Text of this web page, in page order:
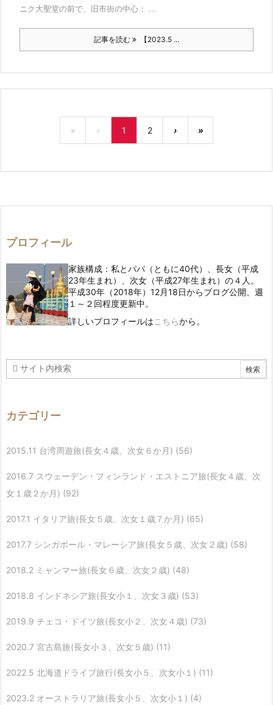
ニク大聖堂の前で、旧市街の中心： ...
記事を読む 【2023.5 ...
« ‹ 1 2 › »
プロフィール
家族構成：私とパパ（ともに40代）、長女（平成
23年生まれ）、次女（平成27年生まれ）の４人。
平成30年（2018年）12月18日からブログ公開、週
１～２回程度更新中。
詳しいプロフィールは こちらから。
カテゴリー
2015.11 台湾周遊旅(長女４歳、次女６か月) (56)
2016.7 スウェーデン・フィンランド・エストニア旅(長女４歳、次
女１歳２か月) (92)
2017.1 イタリア旅(長女５歳、次女１歳７か月) (65)
2017.7 シンガポール・マレーシア旅(長女５歳、次女２歳) (58)
2018.2 ミャンマー旅(長女６歳、次女２歳) (48)
2018.8 インドネシア旅(長女小１、次女３歳) (53)
2019.9 チェコ・ドイツ旅(長女小２、次女４歳) (73)
2020.7 宮古島旅(長女小３、次女５歳) (11)
2022.5 北海道ドライブ旅行(長女小５、次女小１) (11)
2023.2 オーストラリア旅(長女小５、次女小１) (4)